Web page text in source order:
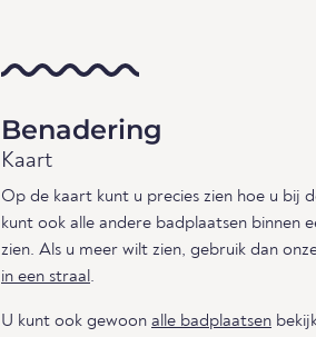
Benadering
Kaart
Op de kaart kunt u precies zien hoe u bij
kunt ook alle andere badplaatsen binnen
zien. Als u meer wilt zien, gebruik dan
in een straal .
U kunt ook gewoon alle badplaatsen